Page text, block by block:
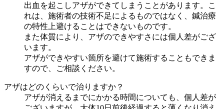
出血を起こしアザができてしまうことがあります。こ
れは、施術者の技術不足によるものではなく、鍼治療
の特性上避けることはできないものです。
また体質により、アザのできやすさには個人差がござ
います。
アザができやすい箇所を避けて施術することもできま
すので、ご相談ください。
アザはどのくらいで治りますか？
アザが消えるまでにかかる時間についても、個人差が